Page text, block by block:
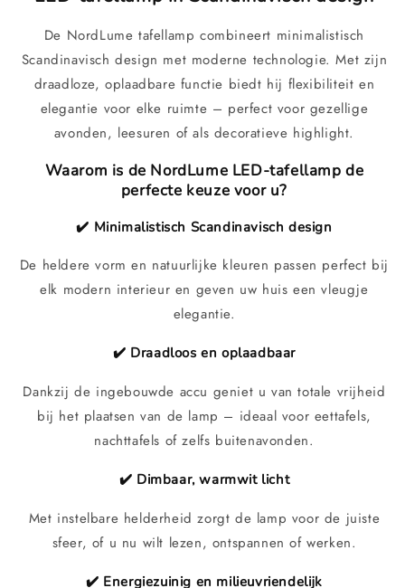
De NordLume tafellamp combineert minimalistisch
Scandinavisch design met moderne technologie. Met zijn
draadloze, oplaadbare functie biedt hij flexibiliteit en
elegantie voor elke ruimte – perfect voor gezellige
avonden, leesuren of als decoratieve highlight.
Waarom is de NordLume LED-tafellamp de
perfecte keuze voor u?
✔️ Minimalistisch Scandinavisch design
De heldere vorm en natuurlijke kleuren passen perfect bij
elk modern interieur en geven uw huis een vleugje
elegantie.
✔️ Draadloos en oplaadbaar
Dankzij de ingebouwde accu geniet u van totale vrijheid
bij het plaatsen van de lamp – ideaal voor eettafels,
nachttafels of zelfs buitenavonden.
✔️ Dimbaar, warmwit licht
Met instelbare helderheid zorgt de lamp voor de juiste
sfeer, of u nu wilt lezen, ontspannen of werken.
✔️ Energiezuinig en milieuvriendelijk